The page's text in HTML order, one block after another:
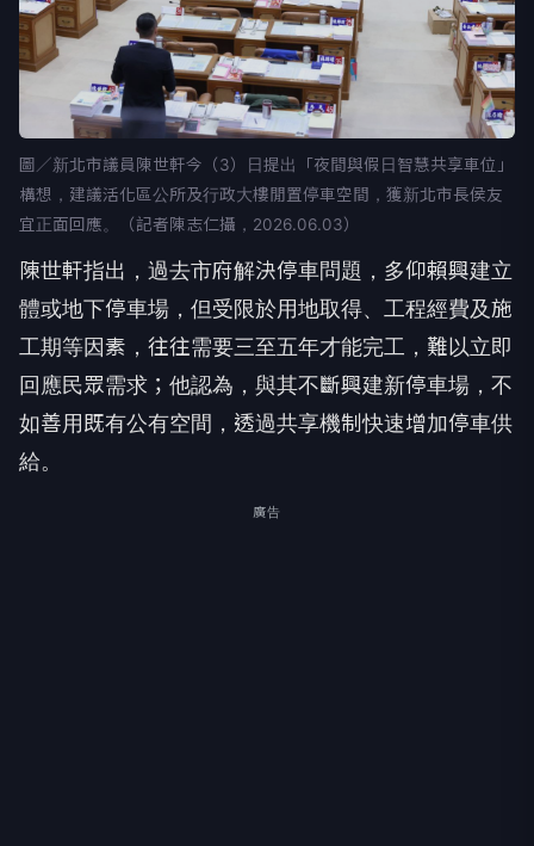
圖／新北市議員陳世軒今（3）日提出「夜間與假日智慧共享車位」
構想，建議活化區公所及行政大樓閒置停車空間，獲新北市長侯友
宜正面回應。（記者陳志仁攝，2026.06.03）
陳世軒指出，過去市府解決停車問題，多仰賴興建立
體或地下停車場，但受限於用地取得、工程經費及施
工期等因素，往往需要三至五年才能完工，難以立即
回應民眾需求；他認為，與其不斷興建新停車場，不
如善用既有公有空間，透過共享機制快速增加停車供
給。
廣告